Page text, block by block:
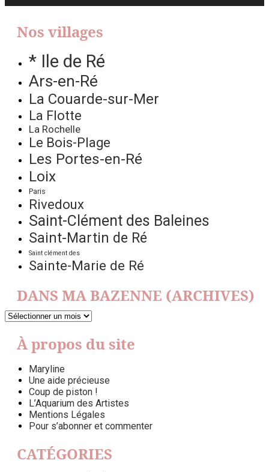
Nos villages
* Ile de Ré
Ars-en-Ré
La Couarde-sur-Mer
La Flotte
La Rochelle
Le Bois-Plage
Les Portes-en-Ré
Loix
Paris
Rivedoux
Saint-Clément des Baleines
Saint-Martin de Ré
Saint clément des
Sainte-Marie de Ré
DANS MA BAZENNE (ARCHIVES)
DANS
BAZENNE
(ARCHIVES)
À propos du site
Maryline
Une aide précieuse
Coup de piston !
L’Aquarium des Artistes
Mentions Légales
Pour s’abonner et commenter
CATÉGORIES